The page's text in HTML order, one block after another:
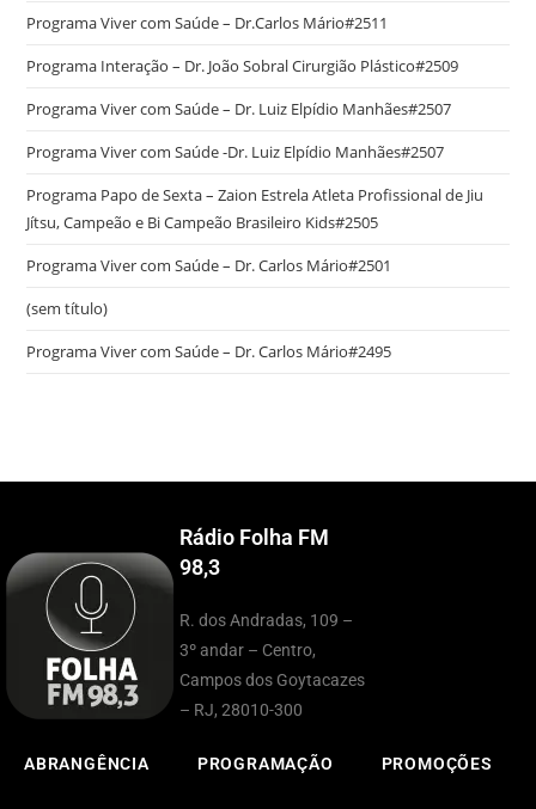
Programa Viver com Saúde – Dr.Carlos Mário#2511
Programa Interação – Dr. João Sobral Cirurgião Plástico#2509
Programa Viver com Saúde – Dr. Luiz Elpídio Manhães#2507
Programa Viver com Saúde -Dr. Luiz Elpídio Manhães#2507
Programa Papo de Sexta – Zaion Estrela Atleta Profissional de Jiu
Jítsu, Campeão e Bi Campeão Brasileiro Kids#2505
Programa Viver com Saúde – Dr. Carlos Mário#2501
(sem título)
Programa Viver com Saúde – Dr. Carlos Mário#2495
Rádio Folha FM
98,3
R. dos Andradas, 109 –
3º andar – Centro,
Campos dos Goytacazes
– RJ, 28010-300
ABRANGÊNCIA PROGRAMAÇÃO PROMOÇÕES